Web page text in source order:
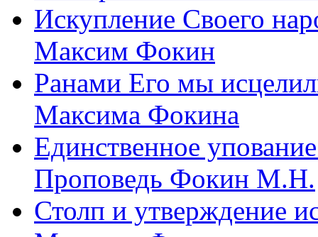
Искупление Своего
Максим Фокин
Ранами Его мы
Максима Фокина
Единственное
Проповедь Фокин М.Н.
Столп и утверждение